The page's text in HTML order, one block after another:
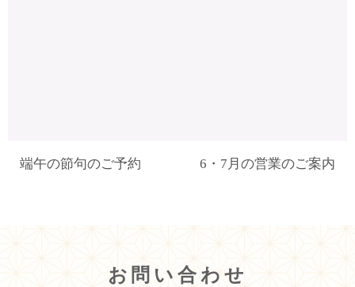
端午の節句のご予約 6・7月の営業のご案内
お問い合わせ